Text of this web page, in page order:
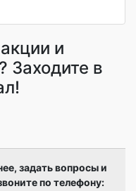
и
Заходите в
задать вопросы и
по телефону: